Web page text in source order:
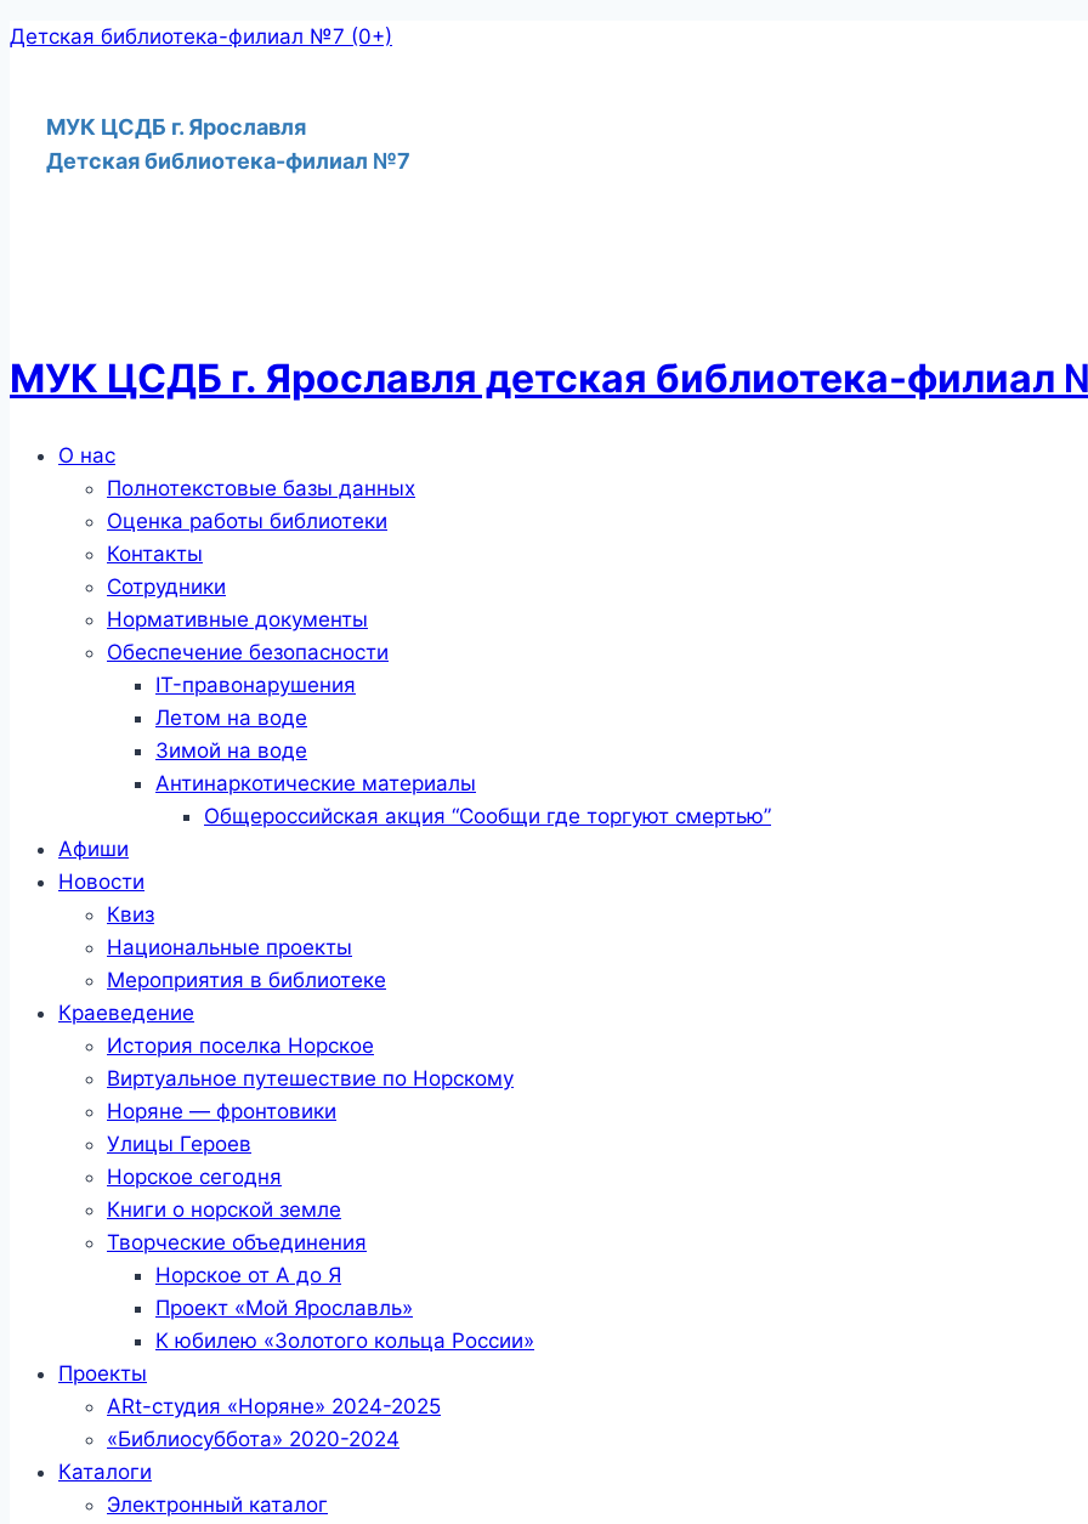
Перейти
Детская библиотека-филиал №7 (0+)
МУК ЦСДБ г. Ярославля
Детская библиотека-филиал №7
МУК ЦСДБ г. Ярославля детская библиотека-филиал
МенюО нас
Полнотекстовые базы данных
Оценка работы библиотеки
Контакты
Сотрудники
Нормативные документы
Обеспечение безопасности
IT-правонарушения
Летом на воде
Зимой на воде
Антинаркотические материалы
Общероссийская акция “Сообщи где торгуют смертью”
Афиши
Новости
Квиз
Национальные проекты
Мероприятия в библиотеке
Краеведение
История поселка Норское
Виртуальное путешествие по Норскому
Норяне — фронтовики
Улицы Героев
Норское сегодня
Книги о норской земле
Творческие объединения
Норское от А до Я
Проект «Мой Ярославль»
К юбилею «Золотого кольца России»
Проекты
ARt-студия «Норяне» 2024-2025
«Библиосуббота» 2020-2024
Каталоги
Электронный каталог